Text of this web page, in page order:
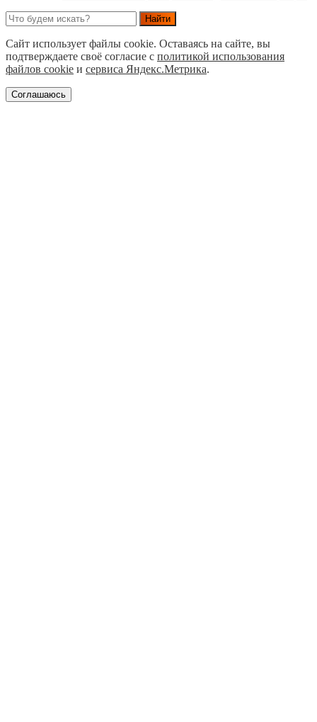
Сайт использует файлы cookie. Оставаясь на сайте, вы
подтверждаете своё согласие с политикой использования
файлов cookie и сервиса Яндекс.Метрика.
Соглашаюсь